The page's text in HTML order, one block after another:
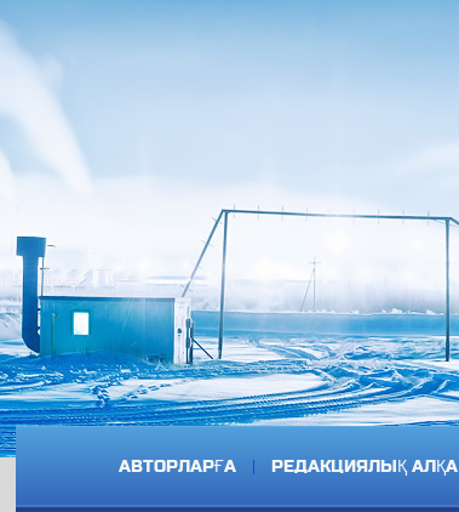
АВТОРЛАРҒА РЕДАКЦИЯЛЫҚ АЛҚА